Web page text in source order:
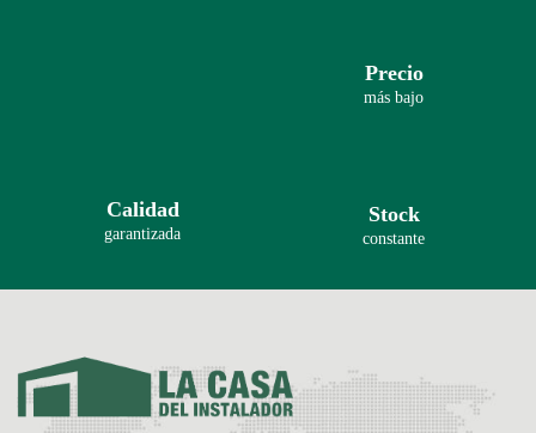
Precio
más bajo
Calidad
garantizada
Stock
constante